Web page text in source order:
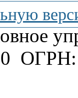
ОГРН: